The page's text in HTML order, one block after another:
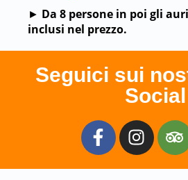
► Da 8 persone in poi gli
inclusi nel prezzo.
Seguici sui
Social